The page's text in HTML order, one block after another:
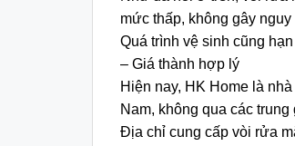
mức thấp, không gây
Quá trình vệ sinh cũng
– Giá thành hợp lý
Hiện nay, HK Home là
Nam, không qua các
Địa chỉ cung cấp vòi rửa